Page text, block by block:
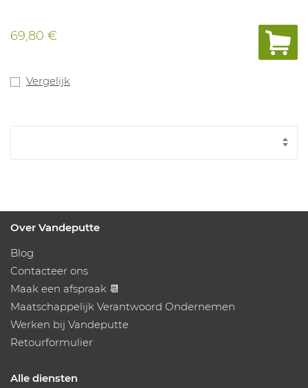
69,80 €
Vergelijk
Over Vandeputte
Blog
Contacteer ons
Maak een afspraak 📆
Maatschappelijk Verantwoord Ondernemen
Werken bij Vandeputte
Retourformulier
Alle diensten